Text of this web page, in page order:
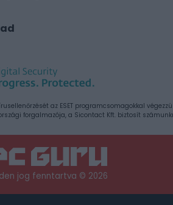
az ESET programcsomagokkal
forgalmazója, a Sicontact Kft. biztosít
jog fenntartva © 2026